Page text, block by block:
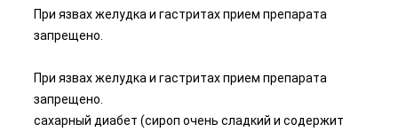
При язвах желудка и гастритах прием препарата
запрещено.
При язвах желудка и гастритах прием препарата
запрещено.
сахарный диабет (сироп очень сладкий и содержит